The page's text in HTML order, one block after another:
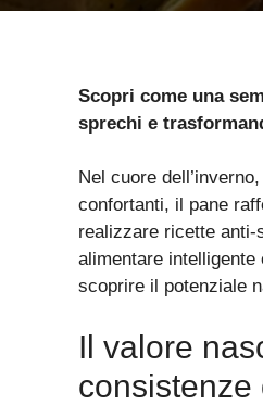
Scopri come una
sprechi e
Nel cuore
confortanti, il pane
realizzare ricette
alimentare
scoprire il potenziale
Il valore
consistenze